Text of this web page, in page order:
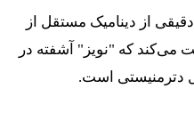
\pm
0.02
از دینامیک مستقل از
که "نویز" آشفته در
دترمنیستی است.